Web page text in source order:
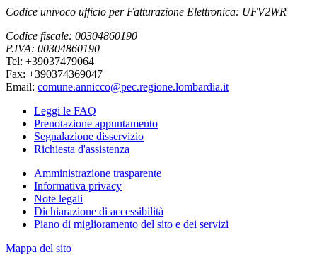
Codice univoco ufficio per Fatturazione Elettronica: UFV2WR
Codice fiscale: 00304860190
P.IVA: 00304860190
Tel: +39037479064
Fax: +390374369047
Email: comune.annicco@pec.regione.lombardia.it
Leggi le FAQ
Prenotazione appuntamento
Segnalazione disservizio
Richiesta d'assistenza
Amministrazione trasparente
Informativa privacy
Note legali
Dichiarazione di accessibilità
Piano di miglioramento del sito e dei servizi
Mappa del sito